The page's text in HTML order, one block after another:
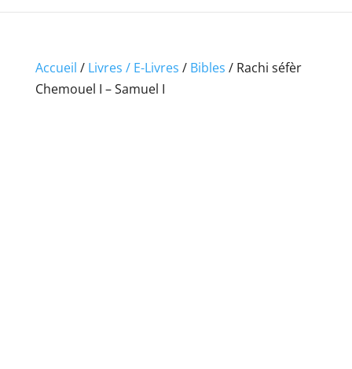
Accueil / Livres / E-Livres / Bibles / Rachi séfèr
Chemouel I – Samuel I